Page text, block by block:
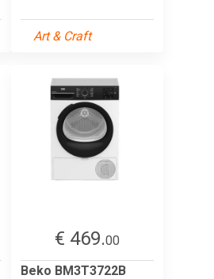
Art & Craft
€ 469.00
Beko BM3T3722B